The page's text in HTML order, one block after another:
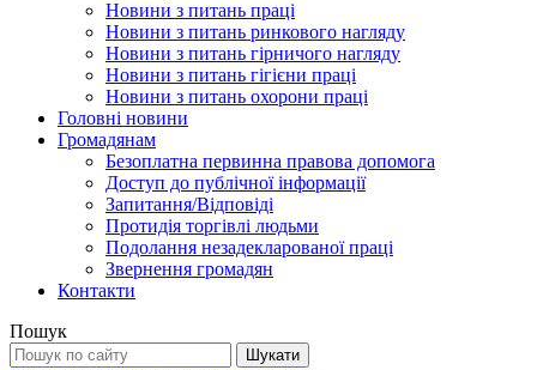
Новини з питань праці
Новини з питань ринкового нагляду
Новини з питань гірничого нагляду
Новини з питань гігієни праці
Новини з питань охорони праці
Головні новини
Громадянам
Безоплатна первинна правова допомога
Доступ до публічної інформації
Запитання/Відповіді
Протидія торгівлі людьми
Подолання незадекларованої праці
Звернення громадян
Контакти
Пошук